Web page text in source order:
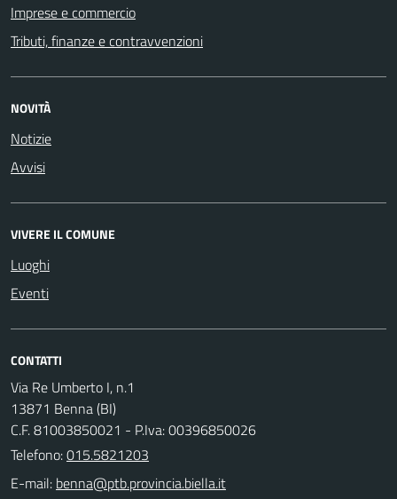
Imprese e commercio
Tributi, finanze e contravvenzioni
NOVITÀ
Notizie
Avvisi
VIVERE IL COMUNE
Luoghi
Eventi
CONTATTI
Via Re Umberto I, n.1
13871 Benna (BI)
C.F. 81003850021 - P.Iva: 00396850026
Telefono:015.5821203
E-mail: